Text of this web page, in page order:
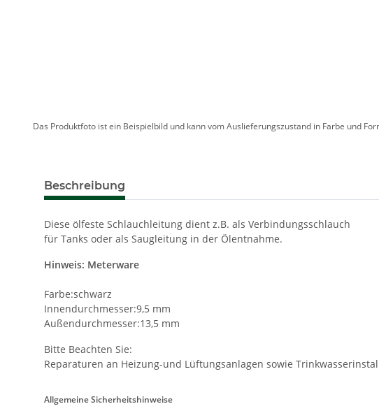
Das Produktfoto ist ein Beispielbild und kann vom Auslieferungszustand in Farbe und
Beschreibung
Diese ölfeste Schlauchleitung dient z.B. als Verbindungsschlauch
für Tanks oder als Saugleitung in der Ölentnahme.
Hinweis: Meterware
Farbe:schwarz
Innendurchmesser:9,5 mm
Außendurchmesser:13,5 mm
Bitte Beachten Sie:
Reparaturen an Heizung-und Lüftungsanlagen sowie
Allgemeine Sicherheitshinweise